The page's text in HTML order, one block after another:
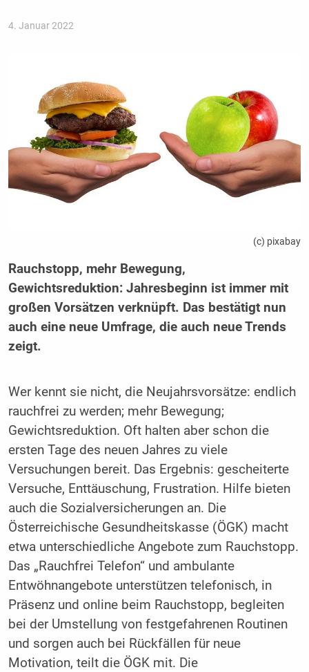
4. Januar 2022
(c) pixabay
Rauchstopp, mehr Bewegung,
Gewichtsreduktion: Jahresbeginn ist immer mit
großen Vorsätzen verknüpft. Das bestätigt nun
auch eine neue Umfrage, die auch neue Trends
zeigt.
Wer kennt sie nicht, die Neujahrsvorsätze: endlich
rauchfrei zu werden; mehr Bewegung;
Gewichtsreduktion. Oft halten aber schon die
ersten Tage des neuen Jahres zu viele
Versuchungen bereit. Das Ergebnis: gescheiterte
Versuche, Enttäuschung, Frustration. Hilfe bieten
auch die Sozialversicherungen an. Die
Österreichische Gesundheitskasse (ÖGK) macht
etwa unterschiedliche Angebote zum Rauchstopp.
Das „Rauchfrei Telefon“ und ambulante
Entwöhnangebote unterstützen telefonisch, in
Präsenz und online beim Rauchstopp, begleiten
bei der Umstellung von festgefahrenen Routinen
und sorgen auch bei Rückfällen für neue
Motivation, teilt die ÖGK mit. Die